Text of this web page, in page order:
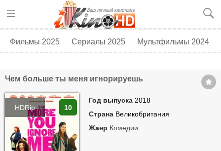
Фильмы 2025 Сериалы 2025 Мультфильмы 2024
Чем больше ты меня игнорируешь
HDRip
Год выпуска 2018
Страна Великобритания
Жанр Комедии
10